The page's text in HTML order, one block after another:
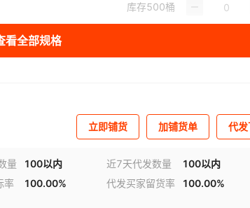
库存500桶
看全部规格
立即铺货 加铺货单 代
量 100以内 近7天代发数量
100以内
率 100.00% 代发买家留货率
100.00%